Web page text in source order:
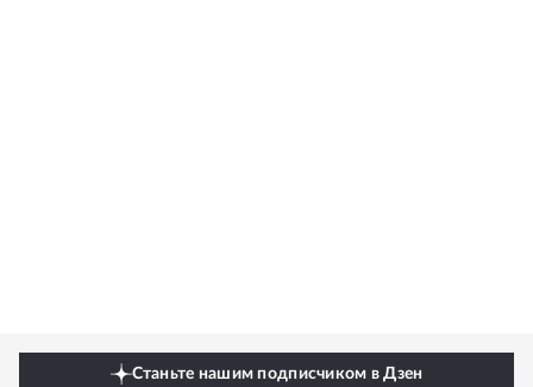
Станьте нашим подписчиком в Дзен